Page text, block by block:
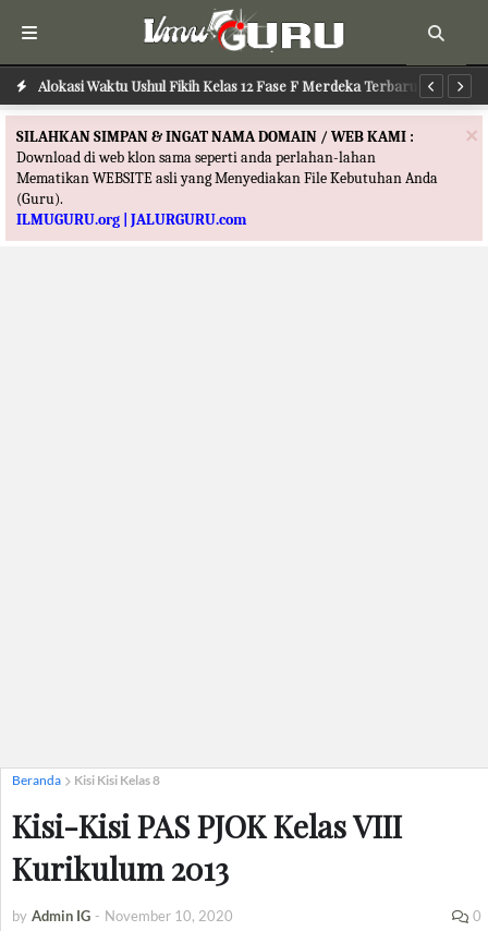
Alokasi Waktu Ushul Fikih Kelas 12 Fase F Merdeka Terbaru
Alokasi Waktu Ilmu Tafsir Kelas 12 Fase F Merdeka Terbaru
×
SILAHKAN SIMPAN & INGAT NAMA DOMAIN / WEB KAMI :
Download di web klon sama seperti anda perlahan-lahan
Mematikan WEBSITE asli yang Menyediakan File Kebutuhan Anda
(Guru).
ILMUGURU.org | JALURGURU.com
Beranda Kisi Kisi Kelas 8
Kisi-Kisi PAS PJOK Kelas VIII
Kurikulum 2013
by Admin IG - November 10, 2020 0